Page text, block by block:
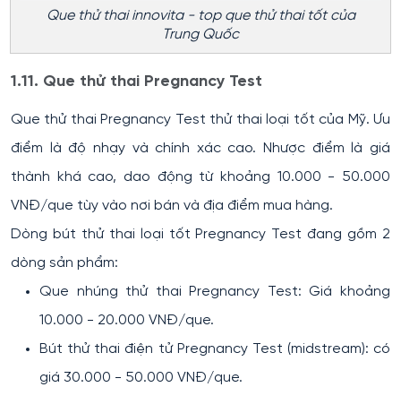
Que thử thai innovita - top que thử thai tốt của
Trung Quốc
1.11. Que thử thai Pregnancy Test
Que thử thai Pregnancy Test thử thai loại tốt của Mỹ. Ưu
điểm là độ nhạy và chính xác cao. Nhược điểm là giá
thành khá cao, dao động từ khoảng 10.000 - 50.000
VNĐ/que tùy vào nơi bán và địa điểm mua hàng.
Dòng bút thử thai loại tốt Pregnancy Test đang gồm 2
dòng sản phẩm:
Que nhúng thử thai Pregnancy Test: Giá khoảng
10.000 - 20.000 VNĐ/que.
Bút thử thai điện tử Pregnancy Test (midstream): có
giá 30.000 - 50.000 VNĐ/que.